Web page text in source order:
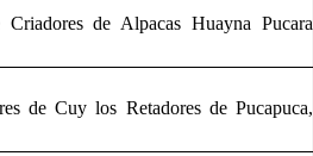
de Alpacas Huayna Pucara
de Cuy los Retadores de Pucapuca,